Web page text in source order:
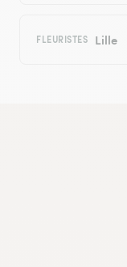
FLEURISTES Lille